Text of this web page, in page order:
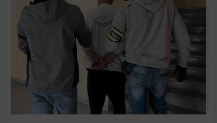
liczne
włamania
i
kradzieże.
Poszukiwani
właściciele